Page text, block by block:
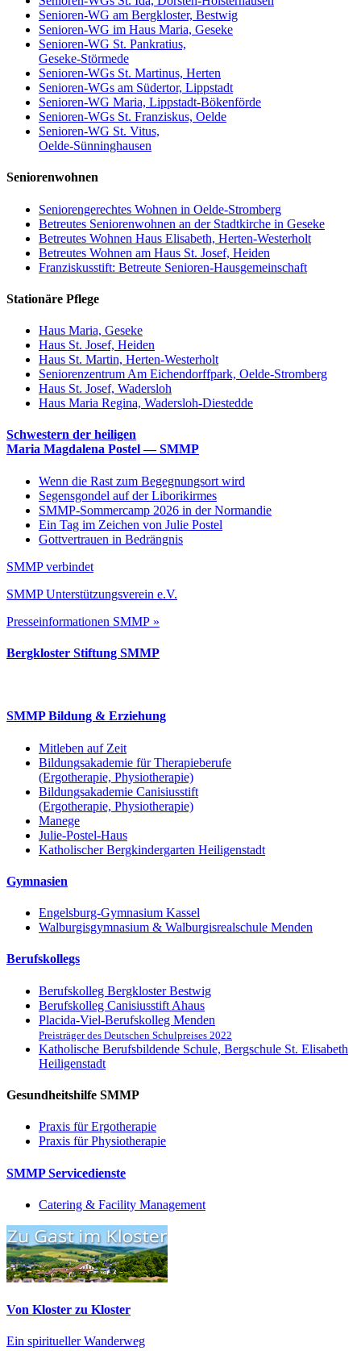
Senioren-WG am Bergkloster, Bestwig
Senioren-WG im Haus Maria, Geseke
Senioren-WG St. Pankratius,
Geseke-Störmede
Senioren-WGs St. Martinus, Herten
Senioren-WGs am Südertor, Lippstadt
Senioren-WG Maria, Lippstadt-Bökenförde
Senioren-WGs St. Franziskus, Oelde
Senioren-WG St. Vitus,
Oelde-Sünninghausen
Seniorenwohnen
Seniorengerechtes Wohnen in Oelde-Stromberg
Betreutes Seniorenwohnen an der Stadtkirche in Geseke
Betreutes Wohnen Haus Elisabeth, Herten-Westerholt
Betreutes Wohnen am Haus St. Josef, Heiden
Franziskusstift: Betreute Senioren-Hausgemeinschaft
Stationäre Pflege
Haus Maria, Geseke
Haus St. Josef, Heiden
Haus St. Martin, Herten-Westerholt
Seniorenzentrum Am Eichendorffpark, Oelde-Stromberg
Haus St. Josef, Wadersloh
Haus Maria Regina, Wadersloh-Diestedde
Schwestern der heiligen
Maria Magdalena Postel — SMMP
Wenn die Rast zum Begegnungsort wird
Segensgondel auf der Liborikirmes
SMMP-Sommercamp 2026 in der Normandie
Ein Tag im Zeichen von Julie Postel
Gottvertrauen in Bedrängnis
SMMP verbindet
SMMP Unterstützungsverein e.V.
Presseinformationen SMMP »
Bergkloster Stiftung SMMP
SMMP Bildung & Erziehung
Mitleben auf Zeit
Bildungsakademie für Therapieberufe
(Ergotherapie, Physiotherapie)
Bildungsakademie Canisiusstift
(Ergotherapie, Physiotherapie)
Manege
Julie-Postel-Haus
Katholischer Bergkindergarten Heiligenstadt
Gymnasien
Engelsburg-Gymnasium Kassel
Walburgisgymnasium & Walburgisrealschule Menden
Berufskollegs
Berufskolleg Bergkloster Bestwig
Berufskolleg Canisiusstift Ahaus
Placida-Viel-Berufskolleg Menden
Preisträger des Deutschen Schulpreises 2022
Katholische Berufsbildende Schule, Bergschule St. Elisabeth
Heiligenstadt
Gesundheitshilfe SMMP
Praxis für Ergo­therapie
Praxis für Physio­therapie
SMMP Servicedienste
Catering & Facility Management
Von Kloster zu Kloster
Ein spiritueller Wanderweg